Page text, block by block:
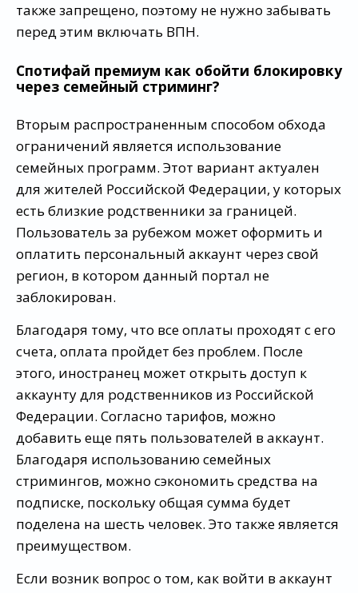
также запрещено, поэтому не нужно забывать
перед этим включать ВПН.
Спотифай премиум как обойти блокировку
через семейный стриминг?
Вторым распространенным способом обхода
ограничений является использование
семейных программ. Этот вариант актуален
для жителей Российской Федерации, у которых
есть близкие родственники за границей.
Пользователь за рубежом может оформить и
оплатить персональный аккаунт через свой
регион, в котором данный портал не
заблокирован.
Благодаря тому, что все оплаты проходят с его
счета, оплата пройдет без проблем. После
этого, иностранец может открыть доступ к
аккаунту для родственников из Российской
Федерации. Согласно тарифов, можно
добавить еще пять пользователей в аккаунт.
Благодаря использованию семейных
стримингов, можно сэкономить средства на
подписке, поскольку общая сумма будет
поделена на шесть человек. Это также является
преимуществом.
Если возник вопрос о том, как войти в аккаунт